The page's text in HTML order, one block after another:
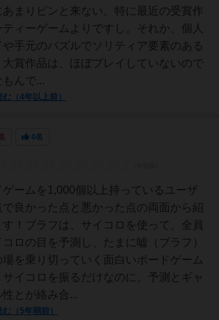
あまりピンと来ない。特に最近の受賞作
ティーゲームよりですし。それか、個人
や手元のパズルでソリティア要素のある
大賞作品は、ほぼプレイしていないので
もんで...
（4年以上前）
0名
ゲームを1,000個以上持っているユーザ
で良かった点と悪かった点の両面から紹
す！ブラフは、サイコロを使って、全員
コロの目を予測し、たまに嘘（ブラフ）
場を乗り切っていく面白いボードゲーム
サイコロを振るだけなのに、予測とギャ
性とが絡み合...
（5年弱前）